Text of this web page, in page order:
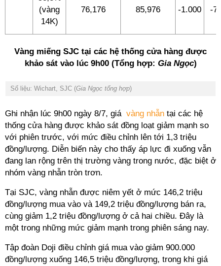
(vàng
14K)
76,176 85,976 -1.000 -
Vàng miếng SJC tại các hệ thống cửa hàng được
khảo sát vào lúc 9h00 (Tổng hợp: Gia Ngọc)
Số liệu: Wichart, SJC (Gia Ngọc tổng hợp)
Ghi nhận lúc 9h00 ngày 8/7, giá vàng nhẫn tại các hệ
thống cửa hàng được khảo sát đồng loạt giảm mạnh so
với phiên trước, với mức điều chỉnh lên tới 1,3 triệu
đồng/lượng. Diễn biến này cho thấy áp lực đi xuống vẫn
đang lan rộng trên thị trường vàng trong nước, đặc biệt ở
nhóm vàng nhẫn tròn trơn.
Tại SJC, vàng nhẫn được niêm yết ở mức 146,2 triệu
đồng/lượng mua vào và 149,2 triệu đồng/lượng bán ra,
cùng giảm 1,2 triệu đồng/lượng ở cả hai chiều. Đây là
một trong những mức giảm mạnh trong phiên sáng nay.
Tập đoàn Doji điều chỉnh giá mua vào giảm 900.000
đồng/lượng xuống 146,5 triệu đồng/lượng, trong khi giá